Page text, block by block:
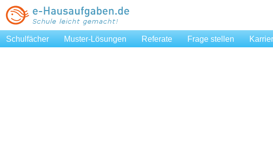
Schulfächer Muster-Lösungen Referate Frage stellen